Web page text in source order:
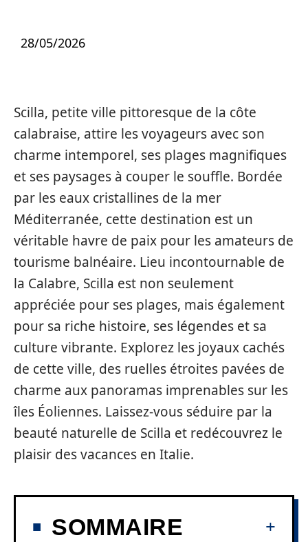
28/05/2026
Scilla, petite ville pittoresque de la côte
calabraise, attire les voyageurs avec son
charme intemporel, ses plages magnifiques
et ses paysages à couper le souffle. Bordée
par les eaux cristallines de la mer
Méditerranée, cette destination est un
véritable havre de paix pour les amateurs de
tourisme balnéaire. Lieu incontournable de
la Calabre, Scilla est non seulement
appréciée pour ses plages, mais également
pour sa riche histoire, ses légendes et sa
culture vibrante. Explorez les joyaux cachés
de cette ville, des ruelles étroites pavées de
charme aux panoramas imprenables sur les
îles Éoliennes. Laissez-vous séduire par la
beauté naturelle de Scilla et redécouvrez le
plaisir des vacances en Italie.
SOMMAIRE